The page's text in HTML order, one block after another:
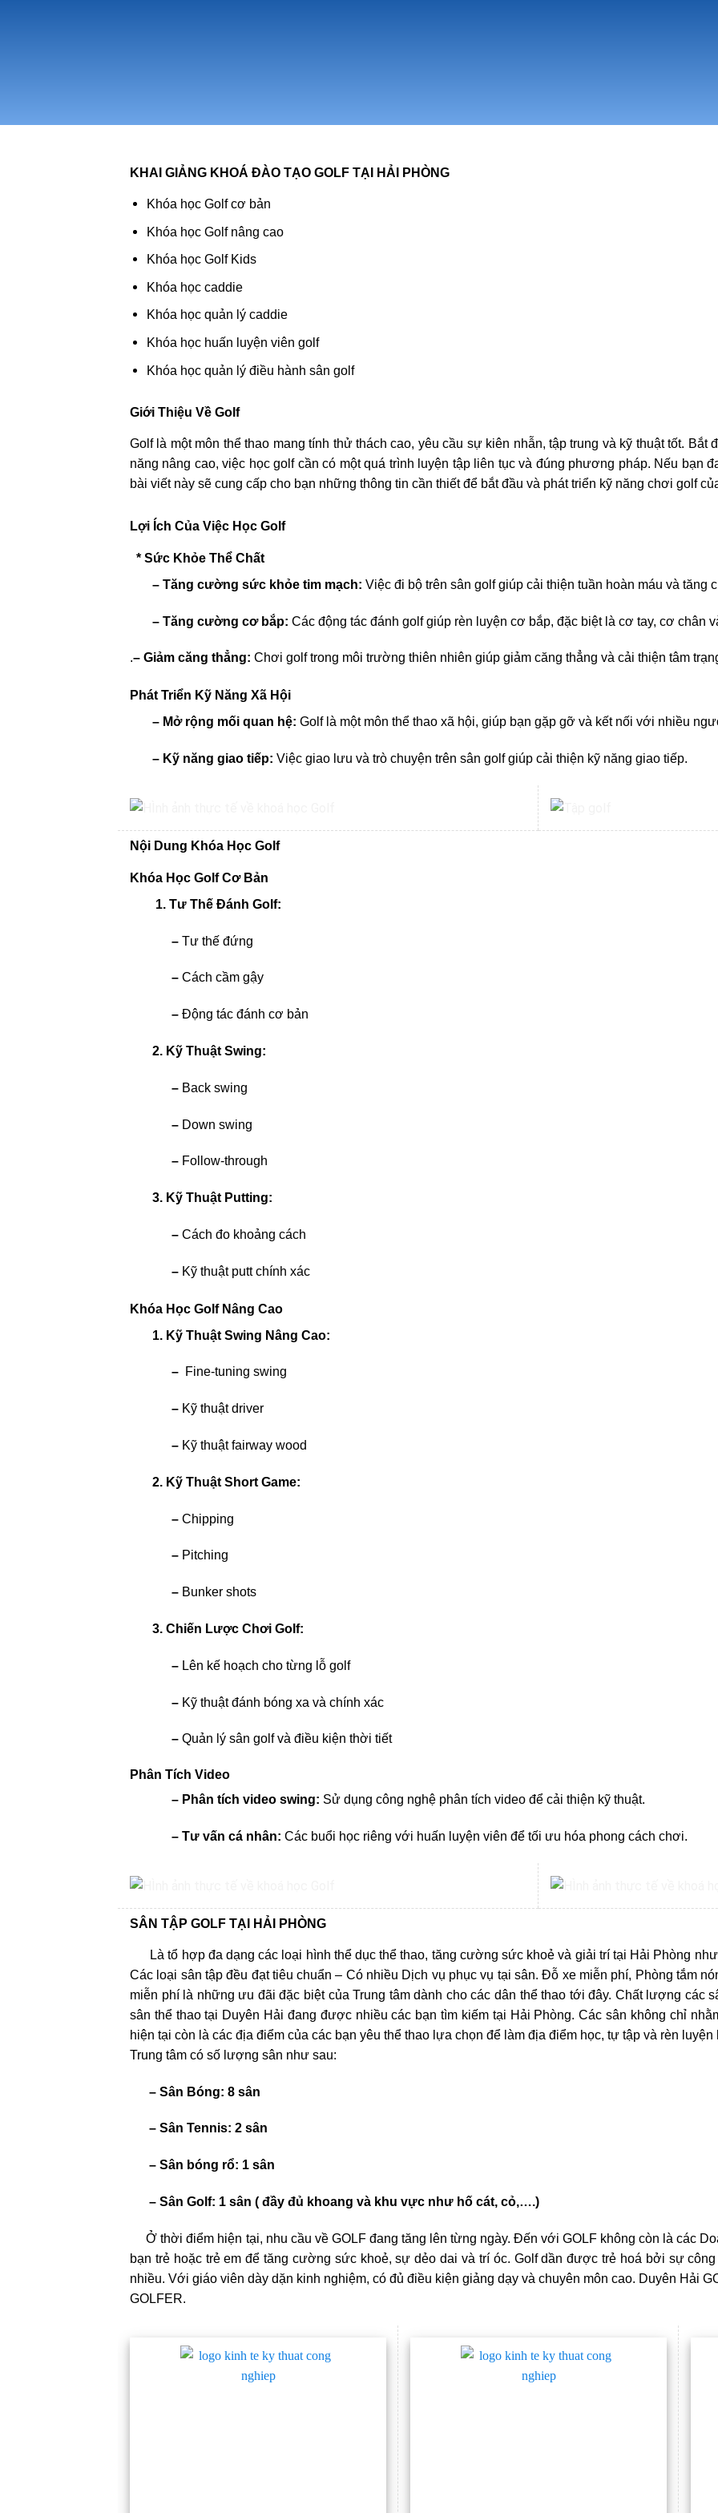
KHAI GIẢNG KHOÁ ĐÀO TẠO GOLF TẠI HẢI PHÒNG
Khóa học Golf cơ bản
Khóa học Golf nâng cao
Khóa học Golf Kids
Khóa học caddie
Khóa học quản lý caddie
Khóa học huấn luyện viên golf
Khóa học quản lý điều hành sân golf
Giới Thiệu Về Golf
Golf là một môn thể thao mang tính thử thách cao, yêu cầu sự kiên nhẫn, tập trung và kỹ thuật tốt.
năng nâng cao, việc học golf cần có một quá trình luyện tập liên tục và đúng phương pháp. Nếu bạn
bài viết này sẽ cung cấp cho bạn những thông tin cần thiết để bắt đầu và phát triển kỹ năng chơi golf
Lợi Ích Của Việc Học Golf
* Sức Khỏe Thể Chất
– Tăng cường sức khỏe tim mạch: Việc đi bộ trên sân golf giúp cải thiện tuần hoàn máu và tăng
– Tăng cường cơ bắp: Các động tác đánh golf giúp rèn luyện cơ bắp, đặc biệt là cơ tay, cơ chân
.– Giảm căng thẳng: Chơi golf trong môi trường thiên nhiên giúp giảm căng thẳng và cải thiện tâm
Phát Triển Kỹ Năng Xã Hội
– Mở rộng mối quan hệ: Golf là một môn thể thao xã hội, giúp bạn gặp gỡ và kết nối với nhiều
– Kỹ năng giao tiếp: Việc giao lưu và trò chuyện trên sân golf giúp cải thiện kỹ năng giao tiếp.
Nội Dung Khóa Học Golf
Khóa Học Golf Cơ Bản
1. Tư Thế Đánh Golf:
– Tư thế đứng
– Cách cầm gậy
– Động tác đánh cơ bản
2. Kỹ Thuật Swing:
– Back swing
– Down swing
– Follow-through
3. Kỹ Thuật Putting:
– Cách đo khoảng cách
– Kỹ thuật putt chính xác
Khóa Học Golf Nâng Cao
1. Kỹ Thuật Swing Nâng Cao:
– Fine-tuning swing
– Kỹ thuật driver
– Kỹ thuật fairway wood
2. Kỹ Thuật Short Game:
– Chipping
– Pitching
– Bunker shots
3. Chiến Lược Chơi Golf:
– Lên kế hoạch cho từng lỗ golf
– Kỹ thuật đánh bóng xa và chính xác
– Quản lý sân golf và điều kiện thời tiết
Phân Tích Video
– Phân tích video swing: Sử dụng công nghệ phân tích video để cải thiện kỹ thuật.
– Tư vấn cá nhân: Các buổi học riêng với huấn luyện viên để tối ưu hóa phong cách chơi.
SÂN TẬP GOLF TẠI HẢI PHÒNG
Là tổ hợp đa dạng các loại hình thể dục thể thao, tăng cường sức khoẻ và giải trí tại Hải Phòng
Các loại sân tập đều đạt tiêu chuẩn – Có nhiều Dịch vụ phục vụ tại sân. Đỗ xe miễn phí, Phòng tắm
miễn phí là những ưu đãi đặc biệt của Trung tâm dành cho các dân thể thao tới đây. Chất lượng các
sân thể thao tại Duyên Hải đang được nhiều các bạn tìm kiếm tại Hải Phòng. Các sân không chỉ
hiện tại còn là các địa điểm của các bạn yêu thể thao lựa chọn để làm địa điểm học, tự tập và rèn
Trung tâm có số lượng sân như sau:
– Sân Bóng: 8 sân
– Sân Tennis: 2 sân
– Sân bóng rổ: 1 sân
– Sân Golf: 1 sân ( đầy đủ khoang và khu vực như hố cát, cỏ,….)
Ở thời điểm hiện tại, nhu cầu về GOLF đang tăng lên từng ngày. Đến với GOLF không còn là các
bạn trẻ hoặc trẻ em để tăng cường sức khoẻ, sự dẻo dai và trí óc. Golf dần được trẻ hoá bởi sự
nhiều. Với giáo viên dày dặn kinh nghiệm, có đủ điều kiện giảng dạy và chuyên môn cao. Duyên Hải
GOLFER.